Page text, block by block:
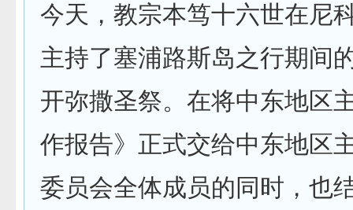
今天，教宗本笃十六世在尼
主持了塞浦路斯岛之行期间
开弥撒圣祭。在将中东地区
作报告》正式交给中东地区
委员会全体成员的同时，也